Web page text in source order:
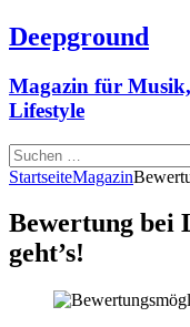
Deepground
Magazin für
Lifestyle
Suchen
nach:
StartseiteMagazin
Bewertung bei
geht’s!